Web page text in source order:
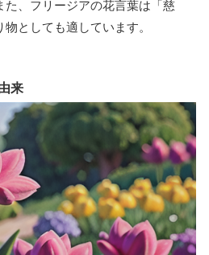
た、フリージアの花言葉は「慈
としても適しています。
来